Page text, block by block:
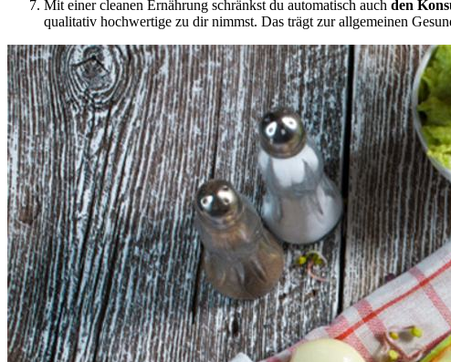
Mit einer cleanen Ernährung schränkst du automatisch auch den
qualitativ hochwertige zu dir nimmst. Das trägt zur allgemeinen